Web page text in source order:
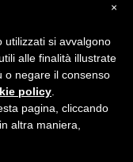
s.n.c. - C.F. /P.IVA /R.I.
383050
×
utilizzati si avvalgono
alle finalità illustrate
o negare il consenso
policy
pagina, cliccando
altra maniera,